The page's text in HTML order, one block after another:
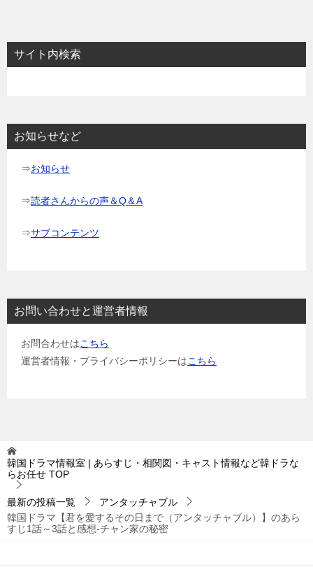
ビ
ゲ
ョ
サイト内検索
お知らせなど
⇒お知らせ
⇒読者さんからの声＆Q＆A
⇒サブコンテンツ
お問い合わせと運営者情報
お問合わせはこちら
運営者情報・プライバシーポリシーはこちら
韓国ドラマ情報室 | あらすじ・相関図・キャスト情報など韓ドラな
らお任せ TOP
最新の投稿一覧
アンタッチャブル
韓国ドラマ【君を愛するその日まで（アンタッチャブル）】のあら
すじ1話～3話と感想-チャン家の秘密